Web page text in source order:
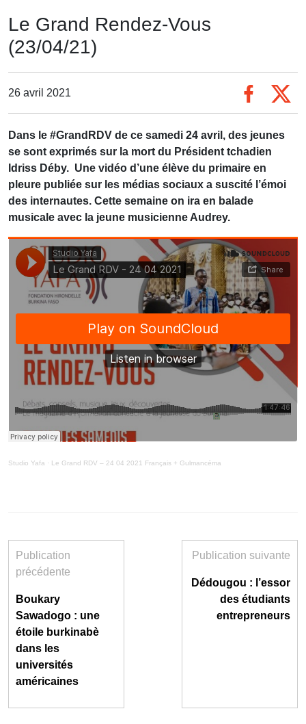
Le Grand Rendez-Vous
(23/04/21)
26 avril 2021
Dans le #GrandRDV de ce samedi 24 avril, des jeunes
se sont exprimés sur la mort du Président tchadien
Idriss Déby. Une vidéo d’une élève du primaire en
pleure publiée sur les médias sociaux a suscité l’émoi
des internautes. Cette semaine on ira en balade
musicale avec la jeune musicienne Audrey.
Studio Yafa · Le Grand RDV – 24 04 2021 Français + Gulmancéma
Publication
précédente
Boukary
Sawadogo : une
étoile burkinabè
dans les
universités
américaines
Publication suivante
Dédougou : l’essor
des étudiants
entrepreneurs